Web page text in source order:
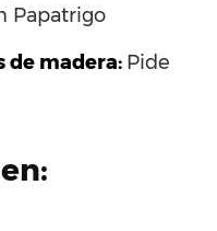
Papatrigo
de madera: Pide